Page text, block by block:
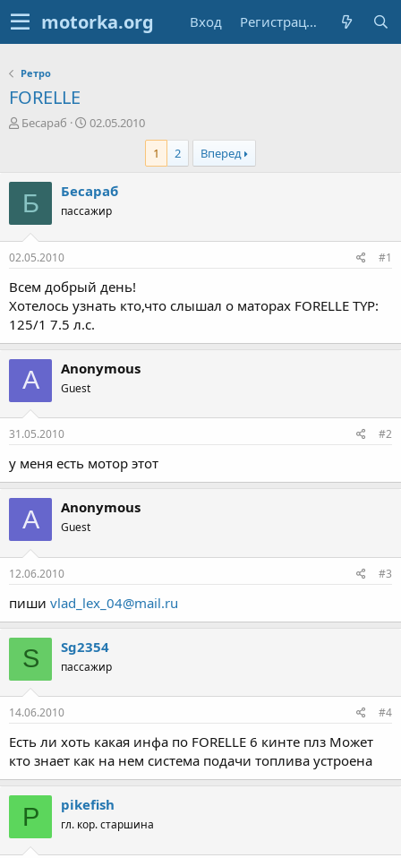
Вход Регистрация
Ретро
FORELLE
А
р
ы
Бесараб
Д
н
а
ч
02.05.2010
1
2 Вперед
Б Бесараб
пассажир
02.05.2010 #1
Всем добрый день!
Хотелось узнать кто,что слышал о маторах FORELLE TYP:
125/1 7.5 л.с.
A Anonymous
Guest
31.05.2010 #2
у меня есть мотор этот
A Anonymous
Guest
12.06.2010 #3
пиши vlad_lex_04@mail.ru
S Sg2354
пассажир
14.06.2010 #4
Есть ли хоть какая инфа по FORELLE 6 кинте плз Может
кто знает как на нем система подачи топлива устроена
P pikefish
гл. кор. старшина